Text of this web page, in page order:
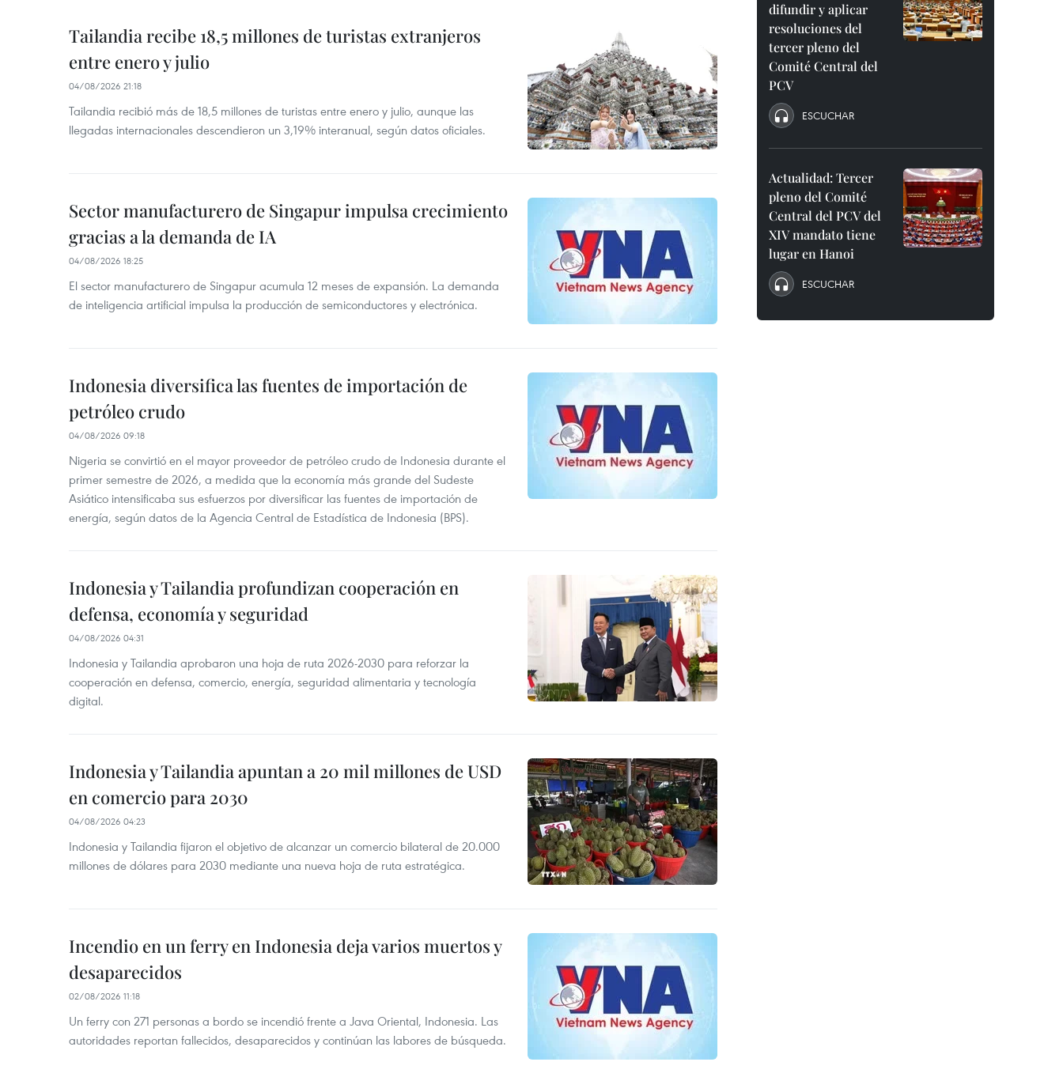
Tailandia recibe 18,5 millones de turistas extranjeros
entre enero y julio
04/08/2026 21:18
Tailandia recibió más de 18,5 millones de turistas entre enero y julio, aunque las
llegadas internacionales descendieron un 3,19% interanual, según datos oficiales.
Sector manufacturero de Singapur impulsa crecimiento
gracias a la demanda de IA
04/08/2026 18:25
El sector manufacturero de Singapur acumula 12 meses de expansión. La demanda
de inteligencia artificial impulsa la producción de semiconductores y electrónica.
Indonesia diversifica las fuentes de importación de
petróleo crudo
04/08/2026 09:18
Nigeria se convirtió en el mayor proveedor de petróleo crudo de Indonesia durante el
primer semestre de 2026, a medida que la economía más grande del Sudeste
Asiático intensificaba sus esfuerzos por diversificar las fuentes de importación de
energía, según datos de la Agencia Central de Estadística de Indonesia (BPS).
Indonesia y Tailandia profundizan cooperación en
defensa, economía y seguridad
04/08/2026 04:31
Indonesia y Tailandia aprobaron una hoja de ruta 2026-2030 para reforzar la
cooperación en defensa, comercio, energía, seguridad alimentaria y tecnología
digital.
Indonesia y Tailandia apuntan a 20 mil millones de USD
en comercio para 2030
04/08/2026 04:23
Indonesia y Tailandia fijaron el objetivo de alcanzar un comercio bilateral de 20.000
millones de dólares para 2030 mediante una nueva hoja de ruta estratégica.
Incendio en un ferry en Indonesia deja varios muertos y
desaparecidos
02/08/2026 11:18
Un ferry con 271 personas a bordo se incendió frente a Java Oriental, Indonesia. Las
autoridades reportan fallecidos, desaparecidos y continúan las labores de búsqueda.
difundir y aplicar
resoluciones del
tercer pleno del
Comité Central del
PCV
ESCUCHAR
Actualidad: Tercer
pleno del Comité
Central del PCV del
XIV mandato tiene
lugar en Hanoi
ESCUCHAR